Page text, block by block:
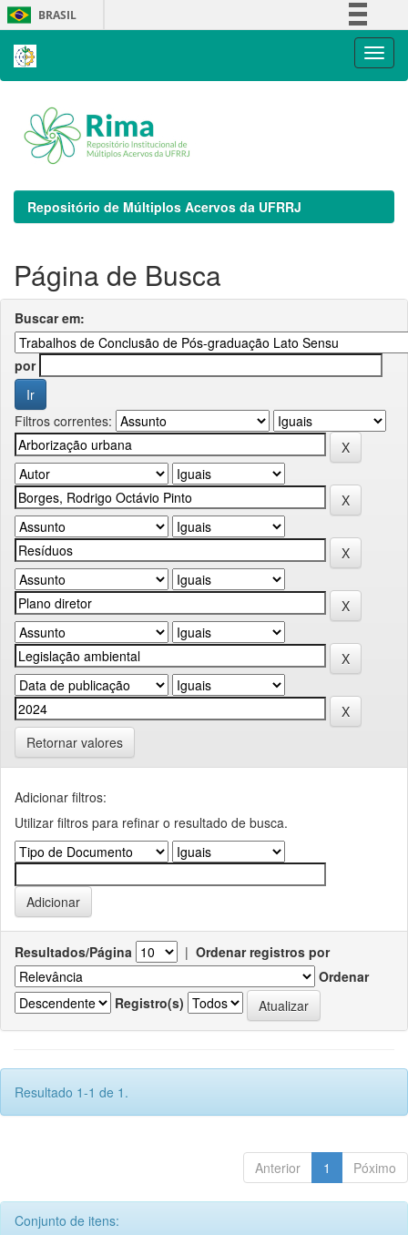
Skip
navigation
BRASIL
Repositório de Múltiplos Acervos da UFRRJ
Página de Busca
Buscar em:
por
Filtros correntes:
Retornar valores
Adicionar filtros:
Utilizar filtros para refinar o resultado de busca.
Resultados/Página | Ordenar registros por
Ordenar
Registro(s)
Resultado 1-1 de 1.
Anterior 1 Póximo
Conjunto de itens: